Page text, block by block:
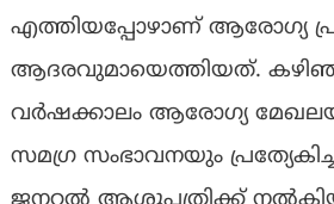
എത്തിയപ്പോഴാണ് ആരോഗ്യ
ആദരവുമായെത്തിയത്.
വര്‍ഷക്കാലം ആരോഗ്യ
സമഗ്ര സംഭാവനയും